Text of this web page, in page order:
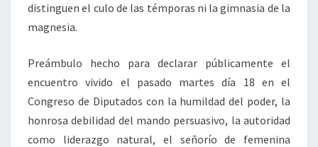
distinguen el culo de las témporas ni la gimnasia de la
magnesia.
Preámbulo hecho para declarar públicamente el
encuentro vivido el pasado martes día 18 en el
Congreso de Diputados con la humildad del poder, la
honrosa debilidad del mando persuasivo, la autoridad
como liderazgo natural, el señorío de femenina